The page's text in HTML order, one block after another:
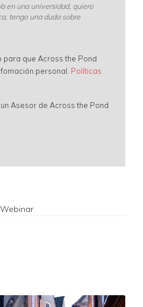
en una universidad, quiero
tengo una duda sobre
para que Across the Pond
personal. Políticas
Asesor de Across the Pond
Webinar